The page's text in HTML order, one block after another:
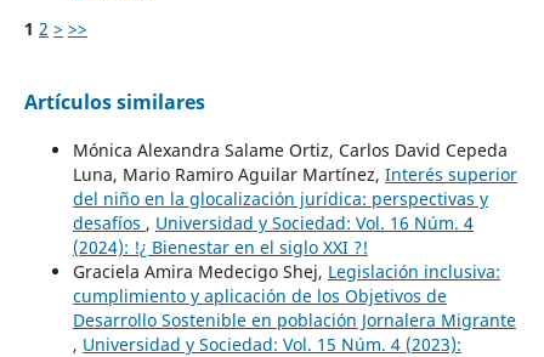
1 2 > >>
Artículos similares
Mónica Alexandra Salame Ortiz, Carlos David Cepeda
Luna, Mario Ramiro Aguilar Martínez, Interés superior
del niño en la glocalización jurídica: perspectivas y
desafíos , Universidad y Sociedad: Vol. 16 Núm. 4
(2024): !¿ Bienestar en el siglo XXI ?!
Graciela Amira Medecigo Shej, Legislación inclusiva:
cumplimiento y aplicación de los Objetivos de
Desarrollo Sostenible en población Jornalera Migrante
, Universidad y Sociedad: Vol. 15 Núm. 4 (2023):